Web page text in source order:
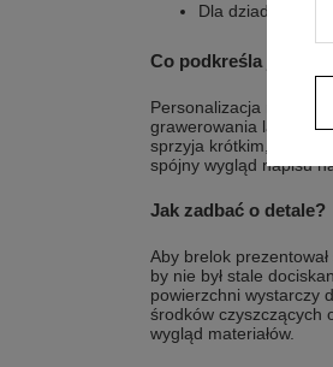
Dla dziadka,
Co podkreśla jego
Personalizacja
grawerowania
sprzyja krótkim,
spójny wygląd napisu
Jak zadbać o detale?
Aby brelok
by nie był stale
powierzchni wystarczy
środków czyszczących
wygląd materiałów.